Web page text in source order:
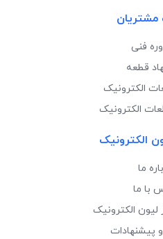
فنی
قطعه
الکترونیک
الکترونیک
الکترونیک
ما
با ما
لیون الکترونیک
و پیشنهادات